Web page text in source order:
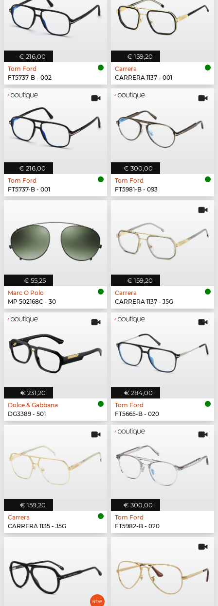
€ 216,00
Tom Ford
FT5737-B - 002
€ 159,20
Carrera
CARRERA 1137 - 001
€ 216,00
Tom Ford
FT5737-B - 001
€ 300,00
Tom Ford
FT5981-B - 093
€ 55,25
Marc O Polo
MP 502168C - 30
€ 159,20
Carrera
CARRERA 1137 - J5G
€ 231,20
Dolce & Gabbana
DG3389 - 501
€ 284,00
Tom Ford
FT5665-B - 020
€ 159,20
Carrera
CARRERA 1135 - J5G
€ 300,00
Tom Ford
FT5982-B - 020